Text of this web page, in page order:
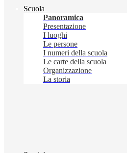
Scuola
Panoramica
Presentazione
I luoghi
Le persone
I numeri della scuola
Le carte della scuola
Organizzazione
La storia